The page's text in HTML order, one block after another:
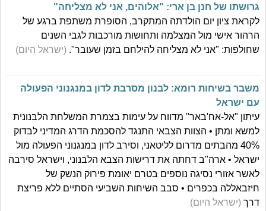
גרושתו של חנן בן ארי: "אלוהים, אני לא מצליחה"
לקראת ציון יום הולדתה המתקרב, הסופרת משתפת ברגע של
הרהור אישי מול המצלמה ותחושות מורכבות לגבי השנים
שחולפות: "אני לא מצליחה להילחם בזמן שעובר". (ישראל היום)
משבר בשיחות רומא: לבנון מסרבת לדון במנגנוני הפעולה
עם ישראל
עיתון "אל-אח'באר" מדווח על עימות בצמרת המשלחת הלבנונית
למשא ומתן • הצוות הצבאי התנגד להסכמת הדרג המדיני לבדוק
40% מהבתים מדרום לליטאני, וסירב לדון במנגנוני הפעולה מול
ישראל • ארה"ב דחתה את דרישות הצבא הלבנוני, וישראל סירבה
לאשר אזורי נסיגה נוספים בטרם יאומת פירוק הנשק של
חיזבאללה בכפרים • סבב השיחות השביעי הסתיים ללא פריצת
דרך (ישראל היום)